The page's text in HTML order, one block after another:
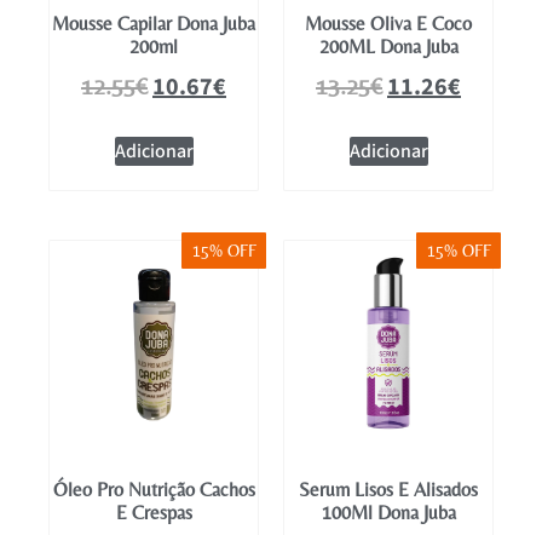
Mousse Capilar Dona Juba
200ml
12.55€10.67€
Adicionar
Mousse Oliva E Coco
200ML Dona Juba
13.25€11.26€
Adicionar
15% OFF
Óleo Pro Nutrição Cachos
E Crespas
15% OFF
Serum Lisos E Alisados
100Ml Dona Juba